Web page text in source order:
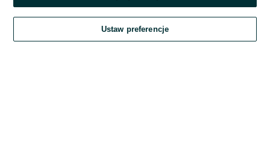
Kontynuując za pośrednictwem jednego z dostawców wskazanych powyżej,
OLX.pl w jego aktualnym brzmieniu.
Ustaw preferencje